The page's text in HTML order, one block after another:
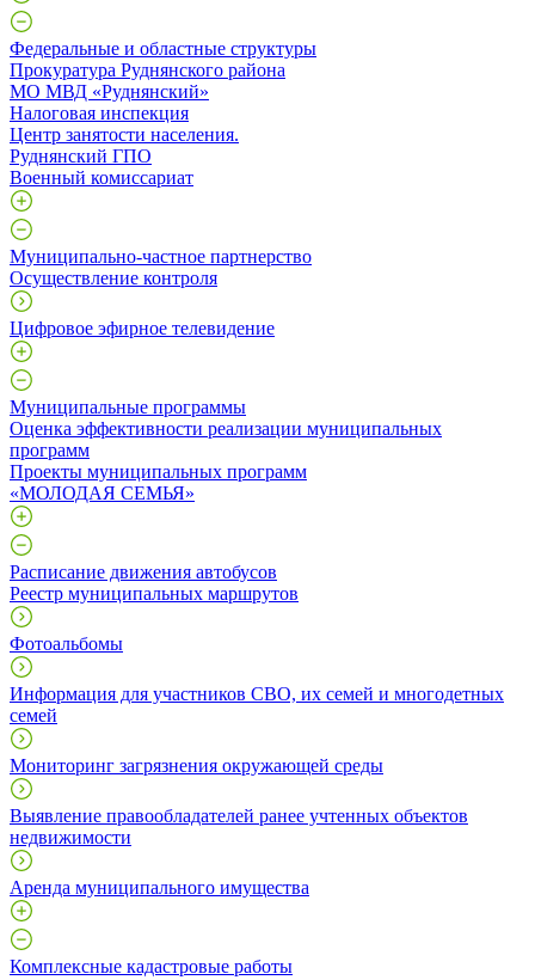
Федеральные и областные структуры
Прокуратура Руднянского района
МО МВД «Руднянский»
Налоговая инспекция
Центр занятости населения.
Руднянский ГПО
Военный комиссариат
Муниципально-частное партнерство
Осуществление контроля
Цифровое эфирное телевидение
Муниципальные программы
Оценка эффективности реализации муниципальных
программ
Проекты муниципальных программ
«МОЛОДАЯ СЕМЬЯ»
Расписание движения автобусов
Реестр муниципальных маршрутов
Фотоальбомы
Информация для участников СВО, их семей и многодетных
семей
Мониторинг загрязнения окружающей среды
Выявление правообладателей ранее учтенных объектов
недвижимости
Аренда муниципального имущества
Комплексные кадастровые работы